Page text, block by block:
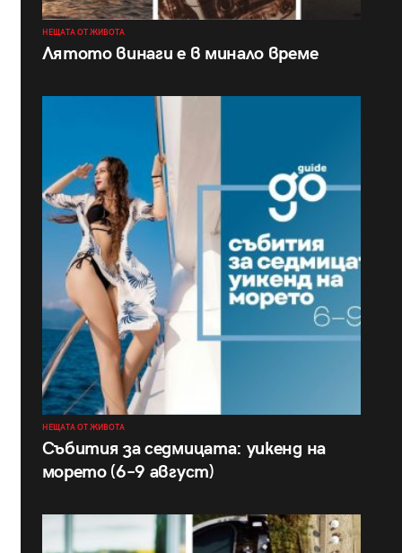
НЕЩАТА ОТ ЖИВОТА
Лятото винаги е в минало време
НЕЩАТА ОТ ЖИВОТА
Събития за седмицата: уикенд на
морето (6–9 август)